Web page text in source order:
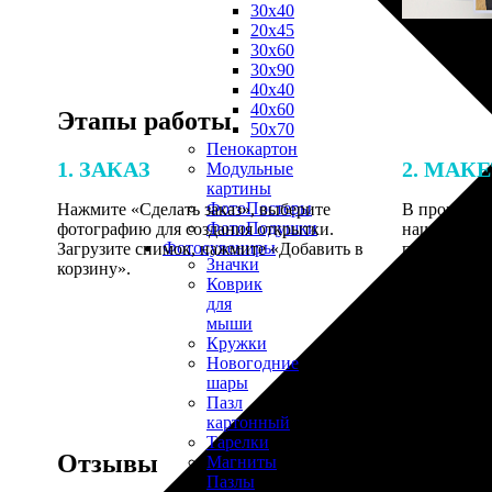
30х40
20х45
30х60
30х90
40х40
40х60
50х70
Пенокартон
Модульные
картины
ФотоПостеры
ФотоПодушки
Фотоcувениры
Значки
Коврик
для
мыши
Кружки
Новогодние
шары
Пазл
картонный
Тарелки
Магниты
Пазлы
Этапы работы
1. ЗАКАЗ
Нажмите «Сделать заказ», выберите
фотографию для создания открытки.
Загрузите снимок, нажмите «Добавить в
корзину».
2.
В процессе
наши
по
Отзывы